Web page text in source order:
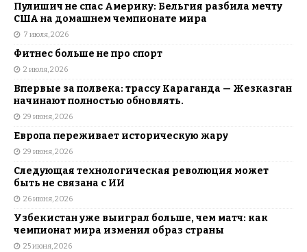
Пулишич не спас Америку: Бельгия разбила мечту
США на домашнем чемпионате мира
7 июля, 2026
Фитнес больше не про спорт
2 июля, 2026
Впервые за полвека: трассу Караганда — Жезказган
начинают полностью обновлять.
29 июня, 2026
Европа переживает историческую жару
29 июня, 2026
Следующая технологическая революция может
быть не связана с ИИ
26 июня, 2026
Узбекистан уже выиграл больше, чем матч: как
чемпионат мира изменил образ страны
25 июня, 2026